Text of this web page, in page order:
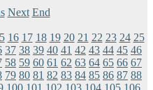
Next End
16 17 18 19 20 21 22 23 24 25
37 38 39 40 41 42 43 44 45 46
58 59 60 61 62 63 64 65 66 67
79 80 81 82 83 84 85 86 87 88
100 101 102 103 104 105 106